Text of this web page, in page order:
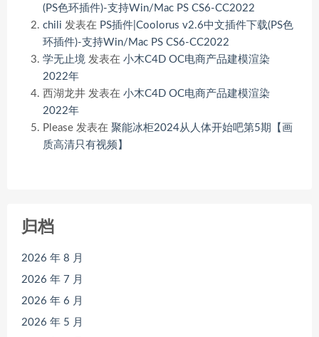
(PS色环插件)-支持Win/Mac PS CS6-CC2022
chili 发表在 PS插件|Coolorus v2.6中文插件下载(PS色
环插件)-支持Win/Mac PS CS6-CC2022
学无止境 发表在 小木C4D OC电商产品建模渲染
2022年
西湖龙井 发表在 小木C4D OC电商产品建模渲染
2022年
Please 发表在 聚能冰柜2024从人体开始吧第5期【画
质高清只有视频】
归档
2026 年 8 月
2026 年 7 月
2026 年 6 月
2026 年 5 月